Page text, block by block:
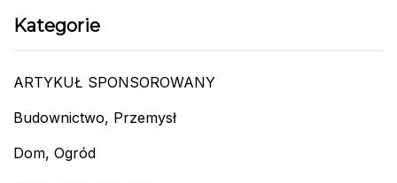
Kategorie
ARTYKUŁ SPONSOROWANY
Budownictwo, Przemysł
Dom, Ogród